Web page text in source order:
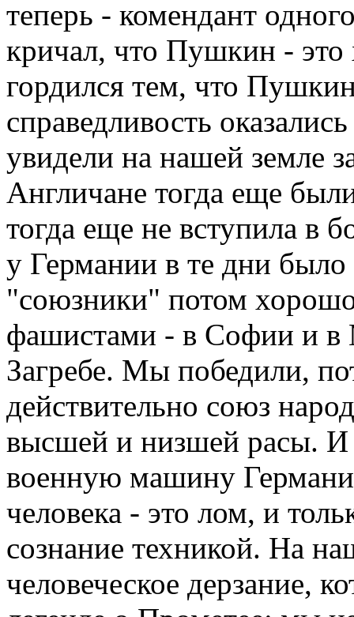
теперь - комендант
кричал, что Пушкин - это
гордился тем, что
справедливость
увидели на нашей земле
Англичане тогда еще
тогда еще не вступила в
у Германии в те дни
"союзники" потом
фашистами - в Софии и в
Загребе. Мы победили,
действительно союз
высшей и низшей расы.
военную машину
человека - это лом, и
сознание техникой. На
человеческое дерзание,